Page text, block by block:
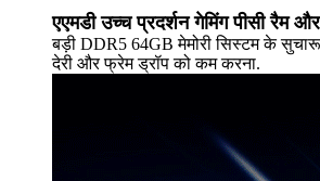
एएमडी उच्च प्रदर्शन गेमिंग पीसी रैम और
बड़ी DDR5 64GB मेमोरी सिस्टम के
देरी और फ्रेम ड्रॉप को कम करना.